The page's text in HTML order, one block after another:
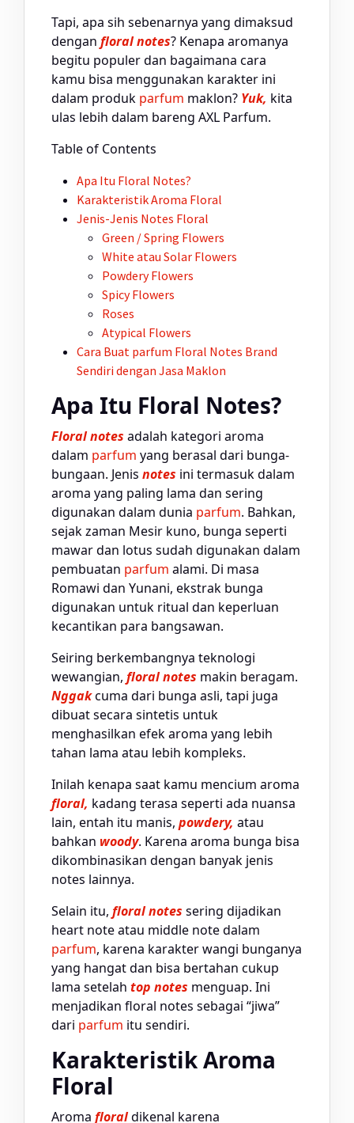
Tapi, apa sih sebenarnya yang dimaksud
dengan floral notes? Kenapa aromanya
begitu populer dan bagaimana cara
kamu bisa menggunakan karakter ini
dalam produk parfum maklon? Yuk, kita
ulas lebih dalam bareng AXL Parfum.
Table of Contents
Apa Itu Floral Notes?
Karakteristik Aroma Floral
Jenis-Jenis Notes Floral
Green / Spring Flowers
White atau Solar Flowers
Powdery Flowers
Spicy Flowers
Roses
Atypical Flowers
Cara Buat parfum Floral Notes Brand
Sendiri dengan Jasa Maklon
Apa Itu Floral Notes?
Floral notes adalah kategori aroma
dalam parfum yang berasal dari bunga-
bungaan. Jenis notes ini termasuk dalam
aroma yang paling lama dan sering
digunakan dalam dunia parfum. Bahkan,
sejak zaman Mesir kuno, bunga seperti
mawar dan lotus sudah digunakan dalam
pembuatan parfum alami. Di masa
Romawi dan Yunani, ekstrak bunga
digunakan untuk ritual dan keperluan
kecantikan para bangsawan.
Seiring berkembangnya teknologi
wewangian, floral notes makin beragam.
Nggakcuma dari bunga asli, tapi juga
dibuat secara sintetis untuk
menghasilkan efek aroma yang lebih
tahan lama atau lebih kompleks.
Inilah kenapa saat kamu mencium aroma
floral, kadang terasa seperti ada nuansa
lain, entah itu manis, powdery, atau
bahkan woody. Karena aroma bunga bisa
dikombinasikan dengan banyak jenis
notes lainnya.
Selain itu, floral notes sering dijadikan
heart note atau middle note dalam
parfum, karena karakter wangi bunganya
yang hangat dan bisa bertahan cukup
lama setelah top notes menguap. Ini
menjadikan floral notes sebagai “jiwa”
dari parfum itu sendiri.
Karakteristik Aroma
Floral
Aroma floraldikenal karena